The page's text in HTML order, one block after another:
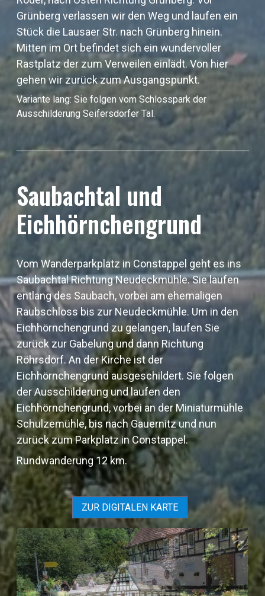
Grünberg verlassen wir den Weg und laufen ein
Stück die Lausaer Str. nach Grünberg hinein.
Mitten im Ort befindet sich ein wundervoller
Rastplatz der zum Verweilen einlädt. Von hier
gehen wir zurück zum Ausgangspunkt.
Variante lang: Sie folgen vom Schlosspark der
Ausschilderung Seifersdorfer Tal.
Saubachtal und
Eichhörnchengrund
Vom Wanderparkplatz in Constappel geht es ins
Saubachtal Richtung Neudeckmühle. Sie laufen
entlang des Saubach, vorbei am ehemaligen
Raubschloss bis zur Neudeckmühle. Um in den
Eichhörnchengrund zu gelangen, laufen Sie
zurück zur Gabelung und dann Richtung
Röhrsdorf. An der Kirche ist der
Eichhörnchengrund ausgeschildert. Sie folgen
der Ausschilderung und laufen den
Eichhörnchengrund, vorbei an der Miniaturmühle
Schulzemühle, bis nach Gauernitz und nun
zurück zum Parkplatz in Constappel.
Rundwanderung 12 km.
ZUR DIGITALEN KARTE